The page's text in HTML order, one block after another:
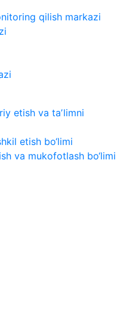
qilish markazi
etish va taʼlimni
etish bo‘limi
va mukofotlash bo‘limi